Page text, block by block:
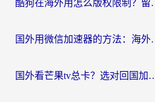
酷狗在海外用怎
国外用微信加速器
国外看芒果tv总卡？选对回国加